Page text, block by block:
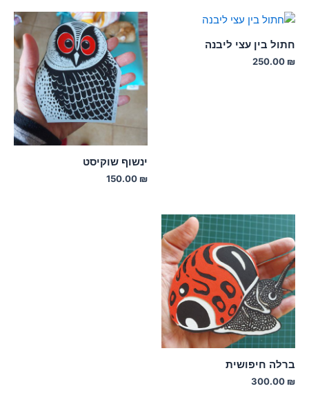
חתול בין עצי ליבנה
250.00 ₪
ינשוף שוקיסט
150.00 ₪
ברלה חיפושית
300.00 ₪